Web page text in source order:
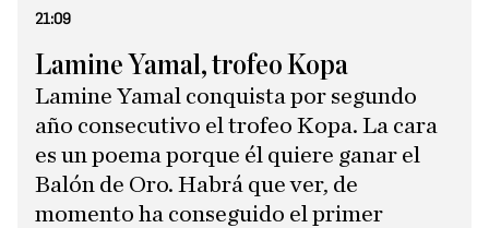
21:09
Lamine Yamal, trofeo Kopa
Lamine Yamal conquista por segundo
año consecutivo el trofeo Kopa. La cara
es un poema porque él quiere ganar el
Balón de Oro. Habrá que ver, de
momento ha conseguido el primer